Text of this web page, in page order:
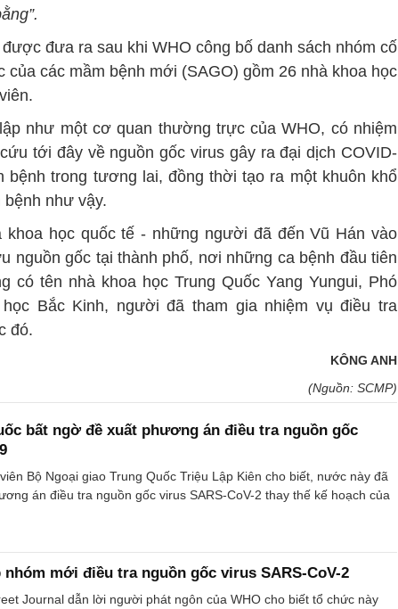
đưa ra sau khi WHO công bố danh sách nhóm cố
của các mầm bệnh mới (SAGO) gồm 26 nhà khoa học
như một cơ quan thường trực của WHO, có nhiệm
tới đây về nguồn gốc virus gây ra đại dịch COVID-
bệnh trong tương lai, đồng thời tạo ra một khuôn khổ
bệnh như vậy.
khoa học quốc tế - những người đã đến Vũ Hán vào
nguồn gốc tại thành phố, nơi những ca bệnh đầu tiên
có tên nhà khoa học Trung Quốc Yang Yungui, Phó
Bắc Kinh, người đã tham gia nhiệm vụ điều tra
đó.
KÔNG ANH
(Nguồn: SCMP)
bất ngờ đề xuất phương án điều tra nguồn gốc
Bộ Ngoại giao Trung Quốc Triệu Lập Kiên cho biết, nước này đã
án điều tra nguồn gốc virus SARS-CoV-2 thay thế kế hoạch của
nhóm mới điều tra nguồn gốc virus SARS-CoV-2
Journal dẫn lời người phát ngôn của WHO cho biết tổ chức này